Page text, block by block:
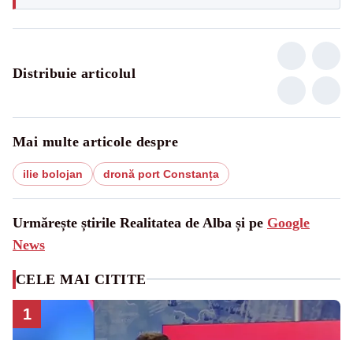
Distribuie articolul
Mai multe articole despre
ilie bolojan dronă port Constanța
Urmărește știrile Realitatea de Alba și pe Google
News
CELE MAI CITITE
1